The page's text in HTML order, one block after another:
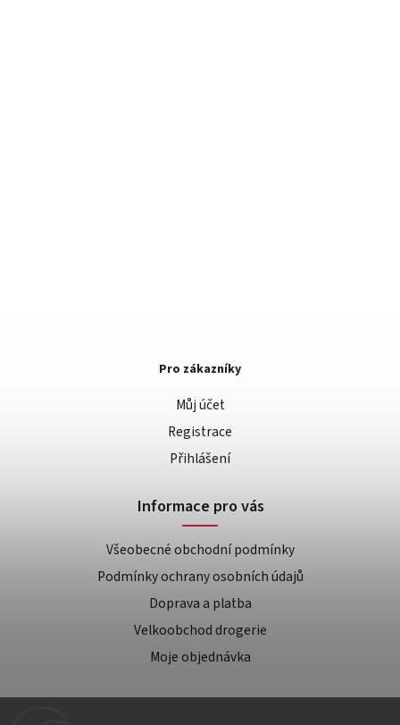
Pro zákazníky
Můj účet
Registrace
Přihlášení
Informace pro vás
Všeobecné obchodní podmínky
Podmínky ochrany osobních údajů
Doprava a platba
Velkoobchod drogerie
Moje objednávka